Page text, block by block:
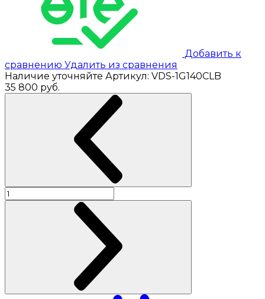
Добавить к
сравнению Удалить из сравнения
Наличие уточняйте Артикул: VDS-1G140CLB
35 800 руб.